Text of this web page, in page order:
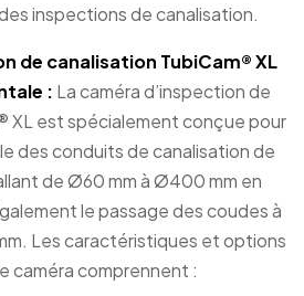
inspections de canalisation.
de canalisation TubiCam® XL
: La caméra d’inspection de
XL est spécialement conçue pour
des conduits de canalisation de
de Ø60 mm à Ø400 mm en
le passage des coudes à
Les caractéristiques et options
caméra comprennent :